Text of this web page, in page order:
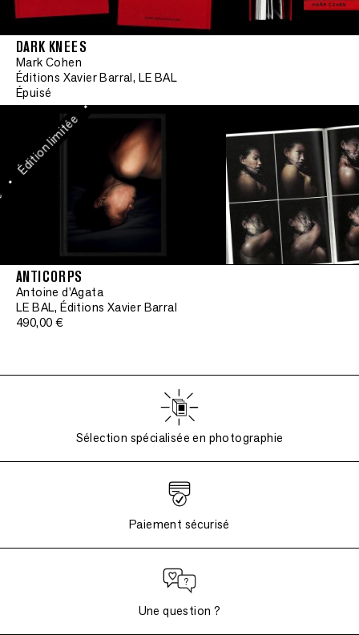
DARK KNEES
Mark Cohen
Éditions Xavier Barral, LE BAL
Épuisé
Édition limitée
•
Signé
•
Édition limitée
ANTICORPS
Antoine d'Agata
LE BAL, Éditions Xavier Barral
490,00 €
Sélection spécialisée en photographie
Paiement sécurisé
Une question ?